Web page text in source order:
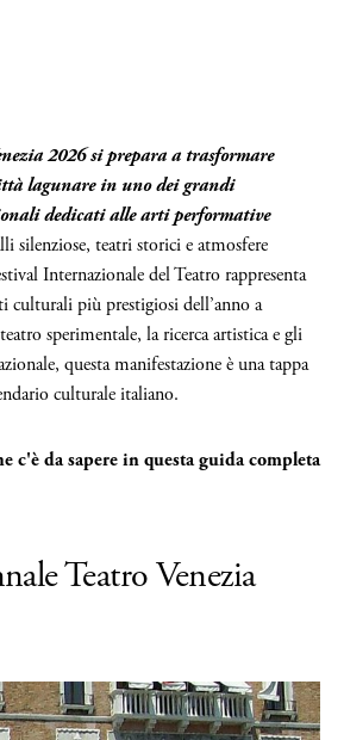
2026 si prepara a trasformare
lagunare in uno dei grandi
dedicati alle arti performative
silenziose, teatri storici e atmosfere
Internazionale del Teatro rappresenta
culturali più prestigiosi dell’anno a
sperimentale, la ricerca artistica e gli
questa manifestazione è una tappa
culturale italiano.
c'è da sapere in questa guida completa
Teatro Venezia